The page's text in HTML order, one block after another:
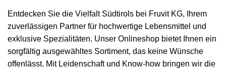
Entdecken Sie die Vielfalt Südtirols bei Fruvit KG, Ihrem
zuverlässigen Partner für hochwertige Lebensmittel und
exklusive Spezialitäten. Unser Onlineshop bietet Ihnen ein
sorgfältig ausgewähltes Sortiment, das keine Wünsche
offenlässt. Mit Leidenschaft und Know-how bringen wir die